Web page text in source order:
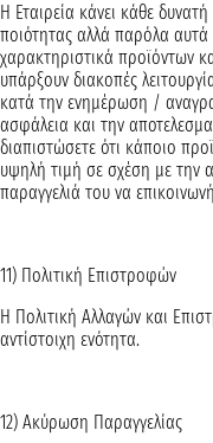
Η Εταιρεία κάνει κάθε
ποιότητας αλλά παρόλα αυτά
χαρακτηριστικά προϊόντων
υπάρξουν διακοπές
κατά την ενημέρωση /
ασφάλεια και την
διαπιστώσετε ότι κάποιο
υψηλή τιμή σε σχέση με την
παραγγελιά του να
11) Πολιτική Επιστροφών
Η Πολιτική Αλλαγών και
αντίστοιχη ενότητα.
12) Ακύρωση Παραγγελίας